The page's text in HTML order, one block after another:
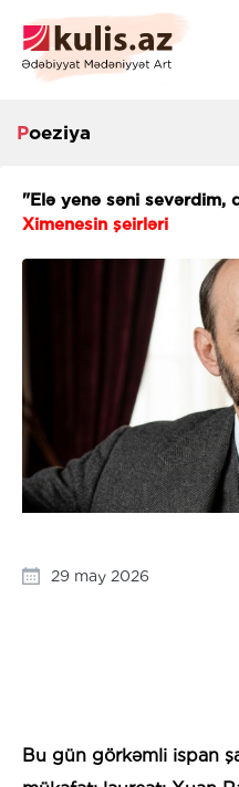
Poeziya
"Elə yenə səni sevərdim,
Ximenesin şeirləri
29 may 2026
Bu gün görkəmli ispan